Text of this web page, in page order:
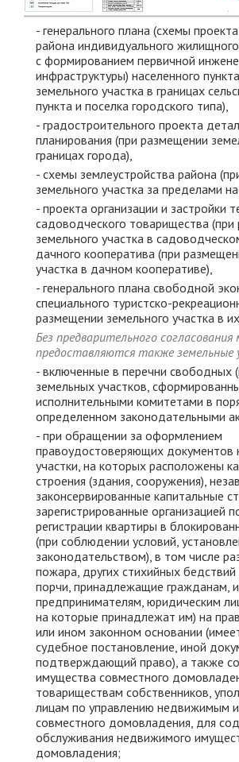
- генерального плана (схемы
района индивидуального
с формированием первичной
инфраструктуры) населенного
земельного участка в границах
пункта и поселка городского типа),
- градостроительного проекта
планирования (при размещении
границах города),
- схемы землеустройства района
земельного участка за пределами
- проекта организации и застройки
садоводческого товарищества
земельного участка в
дачного кооператива (при
участка в дачном кооперативе),
- генерального плана свободной
специального туристско-
размещении земельного участка в
Без предварительного
предоставляются также земельные
- включенные в перечни свободных
земельных участков,
исполнительными комитетами в
определенном законодательными
- при обращении за оформлением
правоудостоверяющих документов
участки, на которых расположены
строения (здания, сооружения),
законсервированные капитальные
зарегистрированные организацией
регистрации квартиры в
(при соблюдении условий,
законодательством), в том числе
пожара, других стихийных бедствий
порчи, принадлежащие гражданам,
предпринимателям, юридическим
на которые принадлежат им) на
или ином законном основании
судебное постановление, иной
подтверждающий право), а также
имущества совместного
товариществам собственников,
лицам по управлению недвижимым
совместного домовладения, для
обслуживания недвижимого
домовладения;